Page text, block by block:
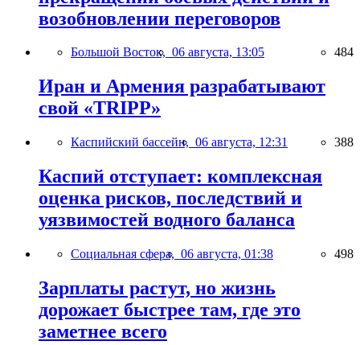
возобновлении переговоров
Большой Восток, 06 августа, 13:05 484
Иран и Армения разрабатывают
свой «TRIPP»
Каспийский бассейн, 06 августа, 12:31 388
Каспий отступает: комплексная
оценка рисков, последствий и
уязвимостей водного баланса
Социальная сфера, 06 августа, 01:38 498
Зарплаты растут, но жизнь
дорожает быстрее там, где это
заметнее всего